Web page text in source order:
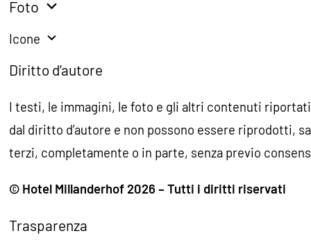
Foto
Icone
Diritto d’autore
I testi, le immagini, le foto e gli altri contenuti
dal diritto d’autore e non possono essere riprodotti,
terzi, completamente o in parte, senza previo
© Hotel Millanderhof2026 – Tutti i diritti riservati
Trasparenza